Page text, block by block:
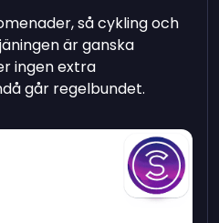
så cykling och
är ganska
ingen extra
går regelbundet.